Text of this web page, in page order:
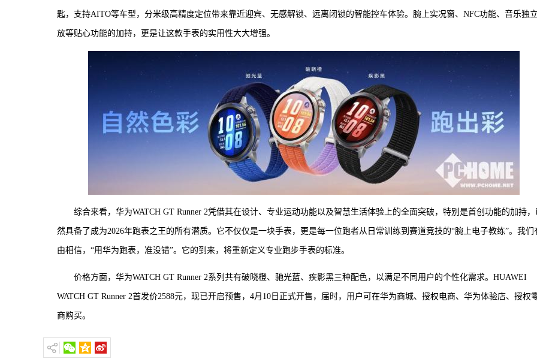
匙，支持AITO等车型，分米级高精度定位带来靠近迎宾、无感解锁、远离闭锁的智能控车体验。腕上实况窗、NFC功能、音乐独
放等贴心功能的加持，更是让这款手表的实用性大大增强。
综合来看，华为WATCH GT Runner 2凭借其在设计、专业运动功能以及智慧生活体验上的全面突破，特别是首创功能的加持，
然具备了成为2026年跑表之王的所有潜质。它不仅仅是一块手表，更是每一位跑者从日常训练到赛道竞技的“腕上电子教练”。我们
由相信，“用华为跑表，准没错”。它的到来，将重新定义专业跑步手表的标准。
价格方面，华为WATCH GT Runner 2系列共有破晓橙、驰光蓝、疾影黑三种配色，以满足不同用户的个性化需求。HUAWEI
WATCH GT Runner 2首发价2588元，现已开启预售，4月10日正式开售，届时，用户可在华为商城、授权电商、华为体验店、授权
商购买。